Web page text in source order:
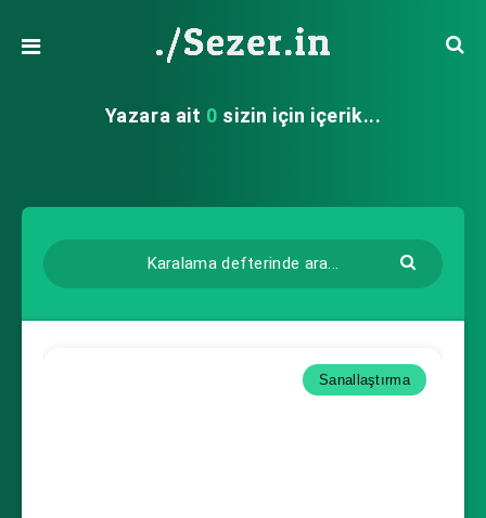
Yazara ait 0 sizin için içerik...
Sanallaştırma